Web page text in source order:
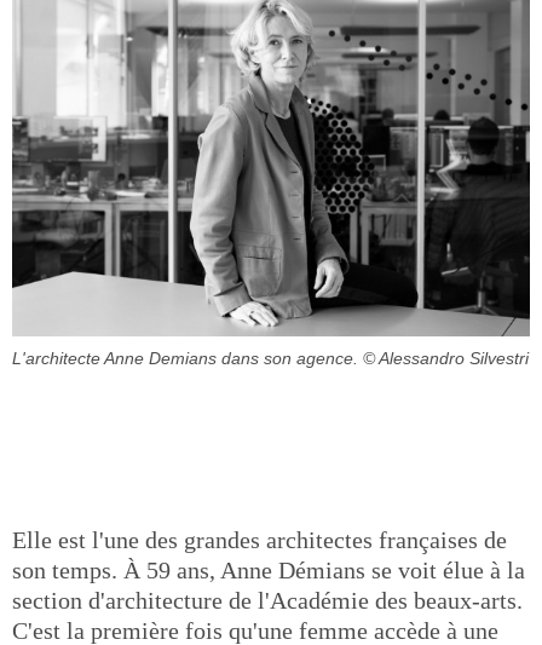
L'architecte Anne Demians dans son agence. © Alessandro Silvestri
Elle est l'une des grandes architectes françaises de
son temps. À 59 ans, Anne Démians se voit élue à la
section d'architecture de l'Académie des beaux-arts.
C'est la première fois qu'une femme accède à une